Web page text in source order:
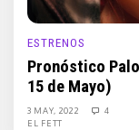
ESTRENOS
Pronóstico
15 de Mayo)
3 MAY, 2022
4
EL FETT